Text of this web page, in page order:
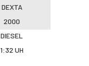
DEXTA
2000
DIESEL
1:32 UH